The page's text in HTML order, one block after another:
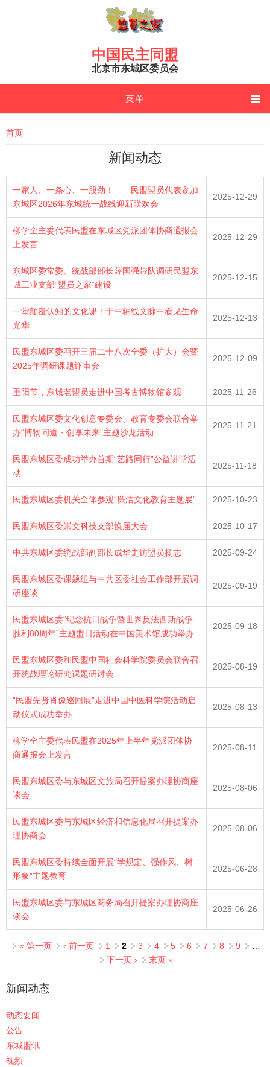
中国民主同盟
北京市东城区委员会
菜单
You are here
首页
新闻动态
一家人、一条心、一股劲！——民盟盟员代表参加
东城区2026年东城统一战线迎新联欢会
2025-12-29
柳学全主委代表民盟在东城区党派团体协商通报会
上发言
2025-12-29
东城区委常委、统战部部长薛国强带队调研民盟东
城工业支部“盟员之家”建设
2025-12-15
一堂颠覆认知的文化课：于中轴线文脉中看见生命
光华
2025-12-13
民盟东城区委召开三届二十八次全委（扩大）会暨
2025年调研课题评审会
2025-12-09
重阳节，东城老盟员走进中国考古博物馆参观 2025-11-26
民盟东城区委文化创意专委会、教育专委会联合举
办“博物问道・创享未来”主题沙龙活动
2025-11-21
民盟东城区委成功举办首期“艺路同行”公益讲堂活
动
2025-11-18
民盟东城区委机关全体参观“廉洁文化教育主题展” 2025-10-23
民盟东城区委崇文科技支部换届大会 2025-10-17
中共东城区委统战部副部长成华走访盟员杨志 2025-09-24
民盟东城区委课题组与中共区委社会工作部开展调
研座谈
2025-09-19
民盟东城区委“纪念抗日战争暨世界反法西斯战争
胜利80周年”主题盟日活动在中国美术馆成功举办
2025-09-18
民盟东城区委和民盟中国社会科学院委员会联合召
开统战理论研究课题研讨会
2025-08-19
“民盟先贤肖像巡回展”走进中国中医科学院活动启
动仪式成功举办
2025-08-13
柳学全主委代表民盟在2025年上半年党派团体协
商通报会上发言
2025-08-11
民盟东城区委与东城区文旅局召开提案办理协商座
谈会
2025-08-06
民盟东城区委与东城区经济和信息化局召开提案办
理协商会
2025-08-06
民盟东城区委持续全面开展“学规定、强作风、树
形象”主题教育
2025-06-28
民盟东城区委与东城区商务局召开提案办理协商座
谈会
2025-06-26
页面« 第一页 ‹ 前一页 1 2 3 4 5 6 7 8 9
下一页 ›
末页 »
新闻动态
动态要闻
公告
东城盟讯
视频